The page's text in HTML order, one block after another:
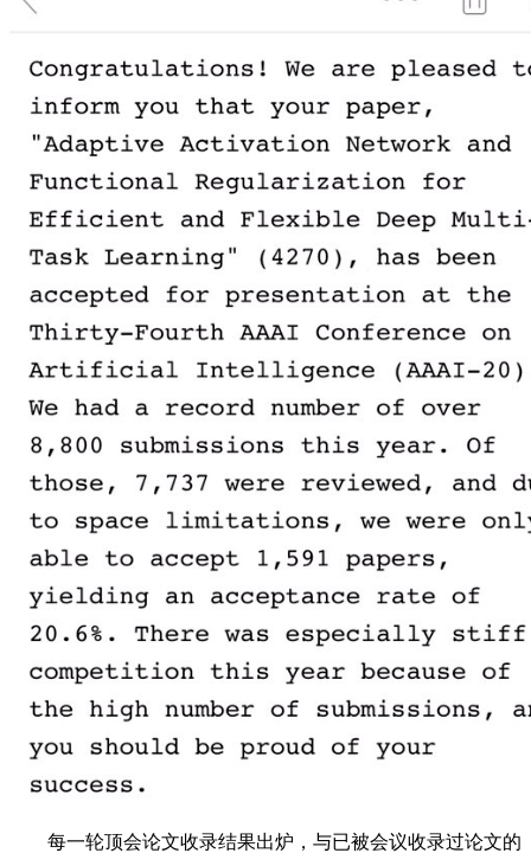
每一轮顶会论文收录结果出炉，与已被会议收录过论文的